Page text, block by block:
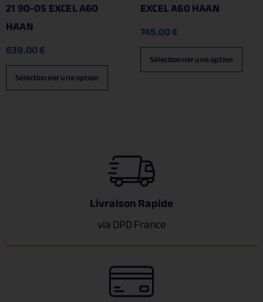
21 90-05 EXCEL A60
HAAN
639.00€
Sélectionner une option
EXCEL A60 HAAN
745.00€
Sélectionner une option
Livraison Rapide
via DPD France